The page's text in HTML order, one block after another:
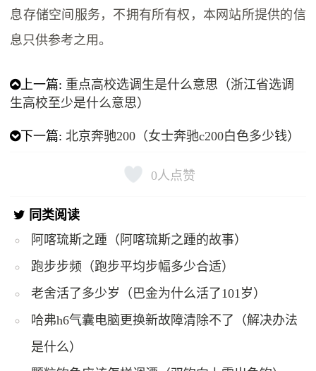
息存储空间服务，不拥有所有权，本网站所提供的信
息只供参考之用。
上一篇: 重点高校选调生是什么意思（浙江省选调
生高校至少是什么意思）
下一篇:北京奔驰200（女士奔驰c200白色多少钱）
0人点赞
同类阅读
阿喀琉斯之踵（阿喀琉斯之踵的故事）
跑步步频（跑步平均步幅多少合适）
老舍活了多少岁（巴金为什么活了101岁）
哈弗h6气囊电脑更换新故障清除不了（解决办法
是什么）